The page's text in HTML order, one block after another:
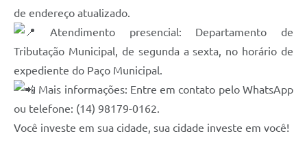
de endereço atualizado.
Atendimento presencial: Departamento de
Tributação Municipal, de segunda a sexta, no horário de
expediente do Paço Municipal.
Mais informações: Entre em contato pelo WhatsApp
ou telefone: (14) 98179-0162.
Você investe em sua cidade, sua cidade investe em você!